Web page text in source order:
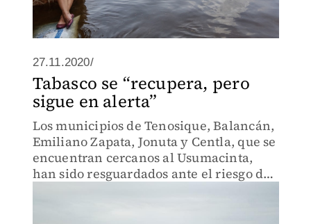
27.11.2020/
Tabasco se “recupera, pero
sigue en alerta”
Los municipios de Tenosique, Balancán,
Emiliano Zapata, Jonuta y Centla, que se
encuentran cercanos al Usumacinta,
han sido resguardados ante el riesgo de